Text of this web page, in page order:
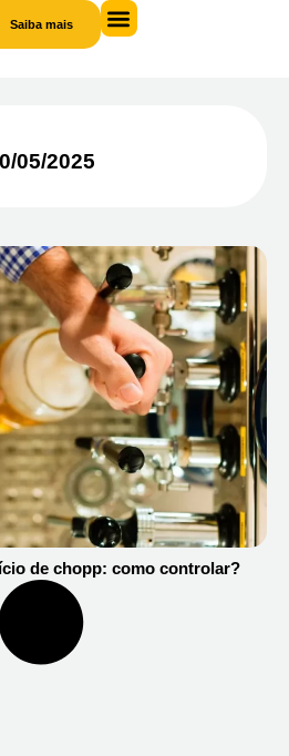
Saiba mais
05/2025
de chopp: como controlar?